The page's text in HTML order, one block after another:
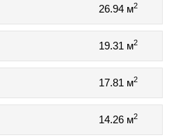
26.94 м2
19.31 м2
17.81 м2
14.26 м2